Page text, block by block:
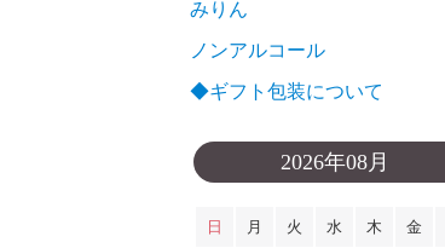
みりん
ノンアルコール
◆ギフト包装について
2026年08月
日 月 火 水 木 金